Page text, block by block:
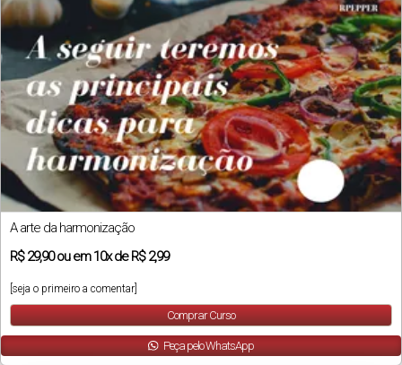
A arte da harmonização
R$29,90ou em10xdeR$ 2,99
[seja o primeiro a comentar]
Comprar Curso
Peça pelo WhatsApp